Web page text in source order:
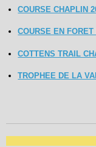
COURSE CHAPLIN
COURSE EN
COTTENS TRAIL
TROPHEE DE LA